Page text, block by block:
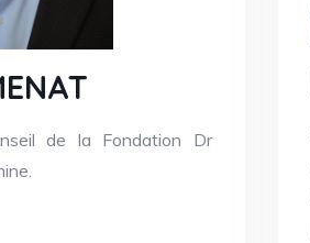
de la Fondation Dr